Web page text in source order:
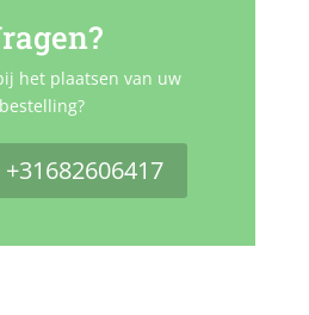
het plaatsen van uw
bestelling?